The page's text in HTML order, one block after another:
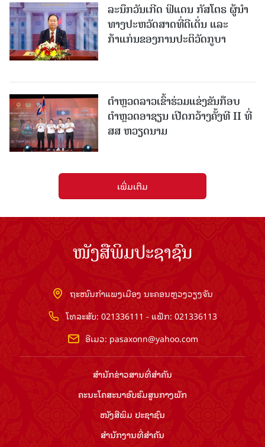
ລະນຶກວັນເກີດ ຟິແດນ ກັສໂຕຣ ຜູ້ນຳ
ທາງປະຫວັດສາດທີ່ດີເດັ່ນ ແລະ
ກ້າແກ່ນຂອງການປະຕິວັດກູບາ
ຕຳຫຼວດລາວເຂົ້າຮ່ວມແຂ່ງຂັນກ໊ອບ
ຕຳຫຼວດອາຊຽນ ເປີດກວ້າງຄັ້ງທີ II ທີ່
ສສ ຫວຽດນາມ
ເພີ່ມເຕີມ
ໜັງສືພິມປະຊາຊົນ
ຖະໜົນກຳແພງເມືອງ ນະຄອນຫຼວງວຽງຈັນ
ໂທລະສັບ: 021336111 - ແຟັກ: 021336113
ອີເມວ: pasaxonn@yahoo.com
ສຳ​ນັກ​ຂ່າວ​ສານ​ທີ່​ສຳ​ຄັນ​
ຄະນະໂຄສະນາອົບຮົມ​ສູນ​ກາງ​ພັກ
ໜັງສືພິມ ປະ​ຊາ​ຊົນ
ສຳ​ນັກ​ງານ​ທີ່​ສຳ​ຄັນ